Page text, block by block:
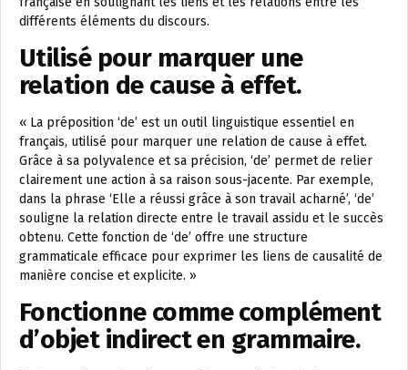
différents éléments du discours.
Utilisé pour marquer une
relation de cause à effet.
« La préposition ‘de’ est un outil linguistique essentiel en
français, utilisé pour marquer une relation de cause à effet.
Grâce à sa polyvalence et sa précision, ‘de’ permet de relier
clairement une action à sa raison sous-jacente. Par exemple,
dans la phrase ‘Elle a réussi grâce à son travail acharné’, ‘de’
souligne la relation directe entre le travail assidu et le succès
obtenu. Cette fonction de ‘de’ offre une structure
grammaticale efficace pour exprimer les liens de causalité de
manière concise et explicite. »
Fonctionne comme complément
d’objet indirect en grammaire.